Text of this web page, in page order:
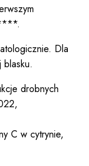
Dla
drobnych
C w cytrynie,